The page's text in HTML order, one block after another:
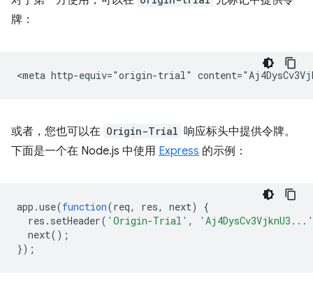
牌：
或者，您也可以在 Origin-Trial 响应标头中提供令牌。
下面是一个在 Node.js 中使用 Express 的示例：
app .use(function(req, res, next)
{
res . setHeader( 'Origin-Trial' ,
'Aj4DysCv3VjknU3...'
next();
});